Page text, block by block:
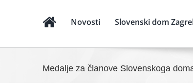
Novosti Slovenski dom
Medalje za članove Slovenskoga